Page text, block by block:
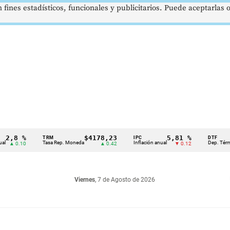
%
Tasa Rep. Moneda
$4178,23
▲ 0.42 Inflación anual
5,81 %
▼ 0.12 Dep. Término
Viernes, 7 de Agosto de 2026
estadísticos, funcionales y publicitarios. Puede aceptarlas